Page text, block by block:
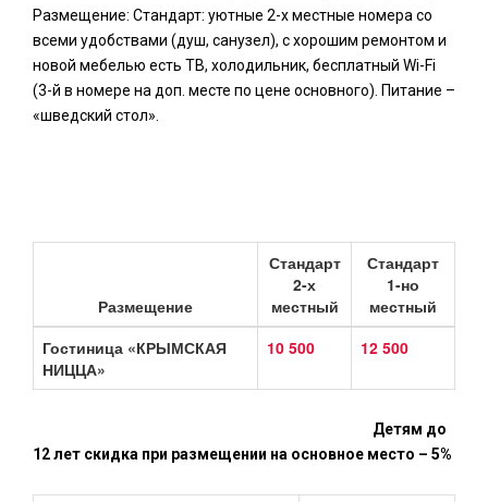
Размещение: Стандарт: уютные 2-х местные номера со
всеми удобствами (душ, санузел), с хорошим ремонтом и
новой мебелью есть ТВ, холодильник, бесплатный Wi-Fi
(3-й в номере на доп. месте по цене основного). Питание –
«шведский стол».
Размещение
Стандарт
2-х
местный
Стандарт
1-но
местный
Гостиница «КРЫМСКАЯ
НИЦЦА»
10 500 12 500
Детям до
12 лет скидка при размещении на основное место – 5%